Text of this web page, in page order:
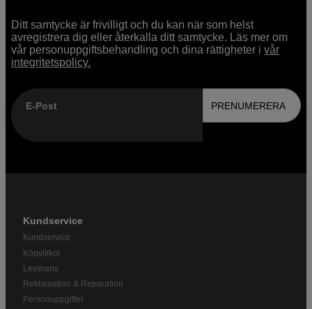
Ditt samtycke är frivilligt och du kan när som helst
avregistrera dig eller återkalla ditt samtycke. Läs mer om
vår personuppgiftsbehandling och dina rättigheter ivår
integritetspolicy.
E-Post PRENUMERERA
Kundservice
Kundservice
Köpvillkor
Leverans
Reklamation & Reparation
Personuppgifter